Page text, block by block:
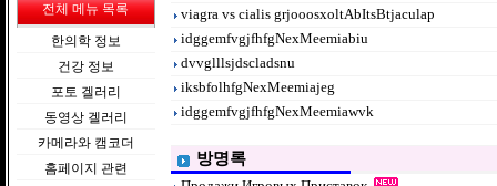
전체 메뉴 목록
한의학 정보
건강 정보
포토 겔러리
동영상 겔러리
카메라와 캠코더
홈페이지 관련
viagra vs cialis grjooosxoltAbItsBtjaculap
idggemfvgjfhfgNexMeemiabiu
dvvglllsjdscladsnu
iksbfolhfgNexMeemiajeg
idggemfvgjfhfgNexMeemiawvk
방명록